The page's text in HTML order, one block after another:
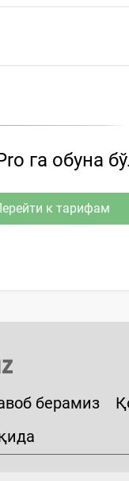
га обуна
к тарифам
берамиз